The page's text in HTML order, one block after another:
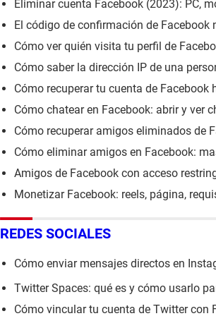
Eliminar cuenta Facebook (2023): PC,
El código de confirmación de Facebook
Cómo ver quién visita tu perfil de
Cómo saber la dirección IP de una
Cómo recuperar tu cuenta de Facebook
Cómo chatear en Facebook: abrir y ver
Cómo recuperar amigos eliminados de
Cómo eliminar amigos en Facebook:
Amigos de Facebook con acceso
Monetizar Facebook: reels, página,
REDES SOCIALES
Cómo enviar mensajes directos en
Twitter Spaces: qué es y cómo usarlo
Cómo vincular tu cuenta de Twitter con